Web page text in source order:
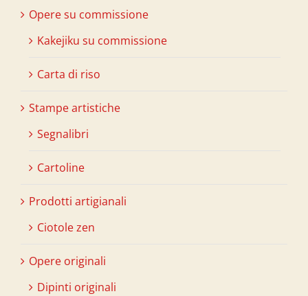
Opere su commissione
Kakejiku su commissione
Carta di riso
Stampe artistiche
Segnalibri
Cartoline
Prodotti artigianali
Ciotole zen
Opere originali
Dipinti originali